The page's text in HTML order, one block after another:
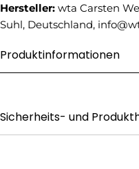
Ihre
E-
Telefonnummer
Hersteller: wta Carsten
Suhl, Deutschland,
Produktinformationen
Sicherheits- und